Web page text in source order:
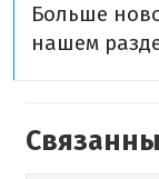
Больше
нашем